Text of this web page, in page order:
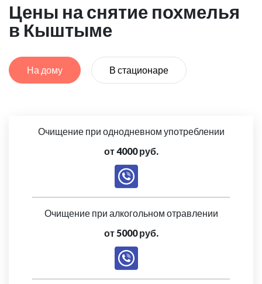
Цены на снятие похмелья
в Кыштыме
На дому В стационаре
Очищение при однодневном употреблении
от 4000 руб.
Очищение при алкогольном отравлении
от 5000 руб.